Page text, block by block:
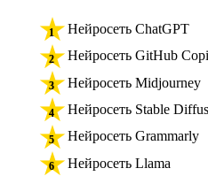
Нейросеть ChatGPT
Нейросеть GitHub
Нейросеть Midjourney
Нейросеть Stable
Нейросеть Grammarly
Нейросеть Llama